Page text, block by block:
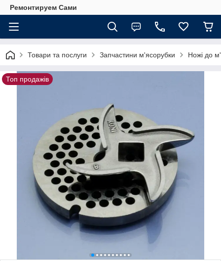
Ремонтируем Сами
Товари та послуги Запчастини м'ясорубки Ножі до
Топ продажів